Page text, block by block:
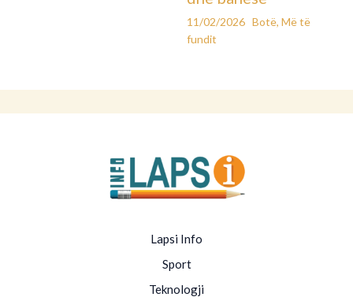
11/02/2026 Botë, Më të
fundit
Lapsi Info
Sport
Teknologji